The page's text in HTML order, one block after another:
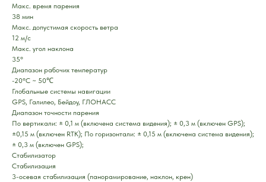
Макс. время парения
38 мин
Макс. допустимая скорость ветра
12 м/с
Макс. угол наклона
35°
Диапазон рабочих температур
-20°C ~ 50℃
Глобальные системы навигации
GPS, Галилео, Бейдоу, ГЛОНАСС
Диапазон точности парения
По вертикали: ± 0,1 м (включена система видения); ± 0,3 м (включен GPS);
±0,15 м (включен RTK); По горизонтали: ± 0,15 м (включена система видения);
± 0,3 м (включен GPS);
Стабилизатор
Стабилизация
3-осевая стабилизация (панорамирование, наклон, крен)